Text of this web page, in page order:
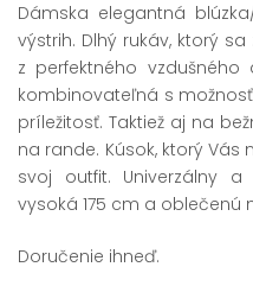
Dámska elegantná
výstrih. Dlhý rukáv, ktorý
z perfektného vzdušného
kombinovateľná s
príležitosť. Taktiež aj na
na rande. Kúsok, ktorý
svoj outfit. Univerzálny
vysoká 175 cm a oblečenú
Doručenie ihneď.